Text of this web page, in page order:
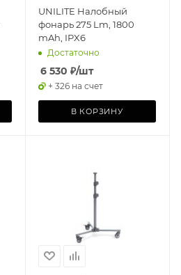
UNILITE Налобный
фонарь 275 Lm, 1800
mAh, IPX6
Достаточно
6 530 ₽/шт
+ 326 на счет
В КОРЗИНУ